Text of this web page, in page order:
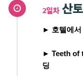
2일차산
► 호텔에서
► Teeth of
딩